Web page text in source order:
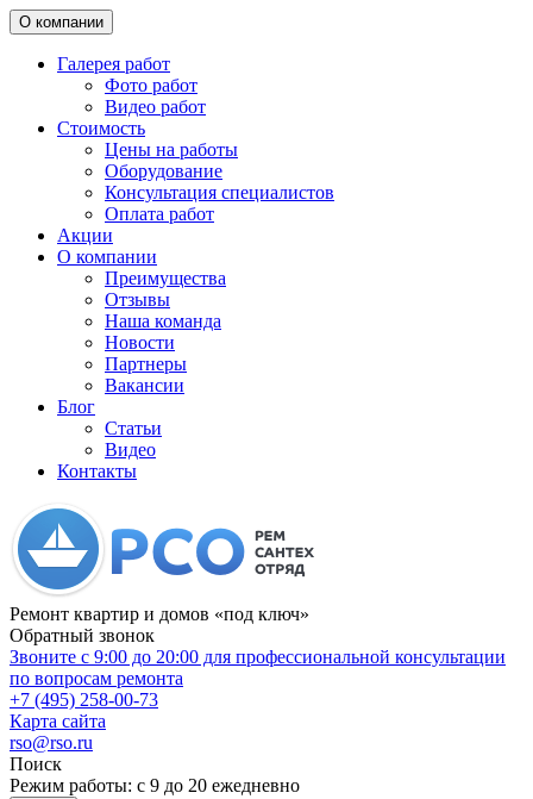
О компании
Галерея работ
Фото работ
Видео работ
Стоимость
Цены на работы
Оборудование
Консультация специалистов
Оплата работ
Акции
О компании
Преимущества
Отзывы
Наша команда
Новости
Партнеры
Вакансии
Блог
Статьи
Видео
Контакты
Ремонт квартир и домов «под ключ»
Обратный звонок
Звоните с 9:00 до 20:00 для профессиональной консультации
по вопросам ремонта
+7 (495) 258-00-73
Карта сайта
rso@rso.ru
Поиск
Режим работы: с 9 до 20 ежедневно